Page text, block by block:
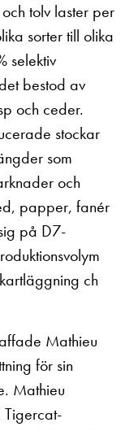
tolv laster per
sorter till olika
selektiv
bestod av
och ceder.
stockar
som
och
papper, fanér
på D7-
ch
Mathieu
för sin
Mathieu
Tigercat-